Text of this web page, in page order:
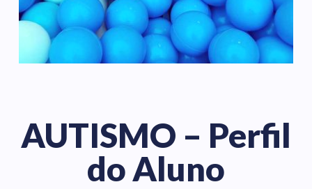
AUTISMO – Perfil
do Aluno